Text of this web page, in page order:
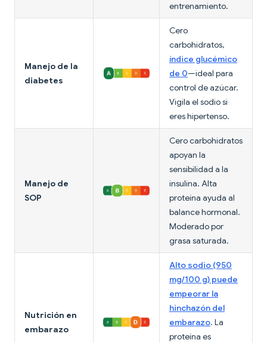
entrenamiento.
Manejo de la
diabetes
Cero
carbohidratos,
índice glucémico
de 0—ideal para
control de azúcar.
Vigila el sodio si
eres hipertenso.
Manejo de
SOP
Cero carbohidratos
apoyan la
sensibilidad a la
insulina. Alta
proteína ayuda al
balance hormonal.
Moderado por
grasa saturada.
Nutrición en
embarazo
Alto sodio (950
mg/100 g) puede
empeorar la
hinchazón del
embarazo. La
proteína es